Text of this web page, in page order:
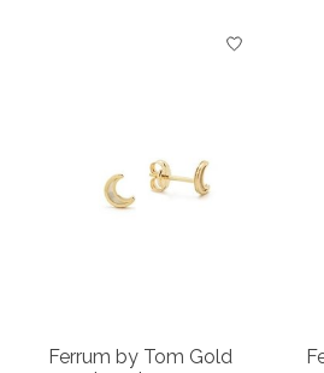
Ferrum by Tom Gold